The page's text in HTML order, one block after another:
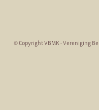
© Copyright VBMK - Vereniging